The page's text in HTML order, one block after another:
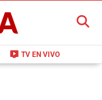
live_tv TV EN VIVO
BUSCAR